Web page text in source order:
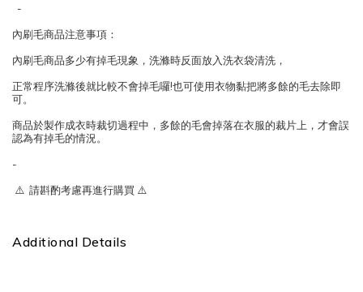
-
內刷毛商品注意事項：
內刷毛商品多少有掉毛現象，洗滌時反面放入洗衣袋清洗，
正常程序洗滌後就比較不會掉毛囉!也可使用衣物黏把將多餘的毛去除即
可。
商品於製作成衣時裁切過程中，多餘的毛會掉落在衣服的裁片上，才會誤
認為有掉毛的情況。
-
⚠️ 請斟酌考慮再進行購買 ⚠️
Additional Details